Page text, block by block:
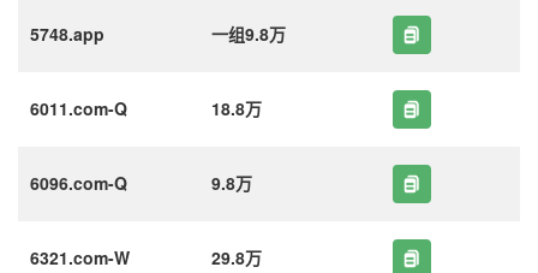
5748.app 一组9.8万
6011.com-Q 18.8万
6096.com-Q 9.8万
6321.com-W 29.8万